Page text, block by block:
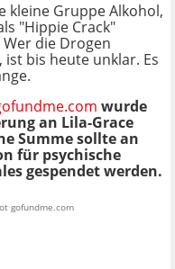
kleine Gruppe Alkohol,
"Hippie Crack"
die Drogen
bis heute unklar. Es
wurde
an Lila-Grace
Summe sollte an
für psychische
gespendet werden.
gofundme.com